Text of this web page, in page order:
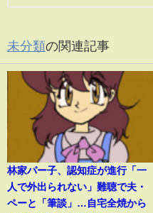
未分類の関連記事
林家パー子、認知症が進行「一
人で外出られない」難聴で夫・
ペーと「筆談」…自宅全焼から